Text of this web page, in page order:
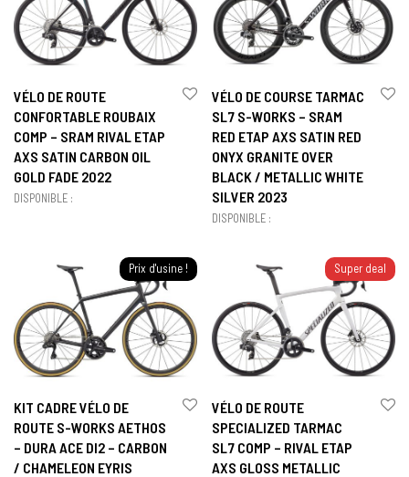
VÉLO DE ROUTE
CONFORTABLE ROUBAIX
COMP – SRAM RIVAL ETAP
AXS SATIN CARBON OIL
GOLD FADE 2022
DISPONIBLE :
VÉLO DE COURSE TARMAC
SL7 S-WORKS – SRAM
RED ETAP AXS SATIN RED
ONYX GRANITE OVER
BLACK / METALLIC WHITE
SILVER 2023
DISPONIBLE :
Prix d'usine !
KIT CADRE VÉLO DE
ROUTE S-WORKS AETHOS
– DURA ACE DI2 – CARBON
/ CHAMELEON EYRIS
Super deal
VÉLO DE ROUTE
SPECIALIZED TARMAC
SL7 COMP – RIVAL ETAP
AXS GLOSS METALLIC